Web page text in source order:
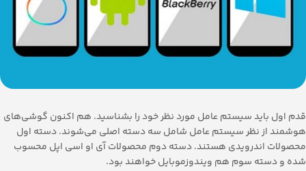
قدم اول باید سیستم عامل مورد نظر خود را بشناسید. هم اکنون گوشی‌های
هوشمند از نظر سیستم عامل شامل سه دسته اصلی می‌شوند. دسته اول
محصولات اندرویدی هستند. دسته دوم محصولات آی او اسی اپل محسوب
شده و دسته سوم هم ویندوزموبایل خواهند بود.